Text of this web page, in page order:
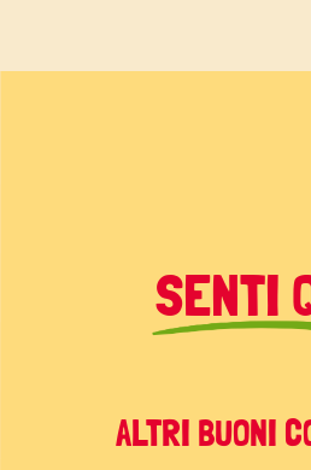
SENTI
ALTRI BUONI